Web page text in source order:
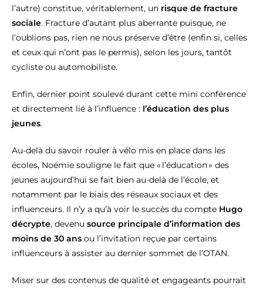
l’autre) constitue, véritablement, un risque de fracture
sociale. Fracture d’autant plus aberrante puisque, ne
l’oublions pas, rien ne nous préserve d’être (enfin si, celles
et ceux qui n’ont pas le permis), selon les jours, tantôt
cycliste ou automobiliste.
Enfin, dernier point soulevé durant cette mini conférence
et directement lié à l’influence : l’éducation des plus
jeunes.
Au-delà du savoir rouler à vélo mis en place dans les
écoles, Noémie souligne le fait que « l’éducation » des
jeunes aujourd’hui se fait bien au-delà de l’école, et
notamment par le biais des réseaux sociaux et des
influenceurs. Il n’y a qu’à voir le succès du compte Hugo
décrypte, devenu source principale d’information des
moins de 30 ans ou l’invitation reçue par certains
influenceurs à assister au dernier sommet de l’OTAN.
Miser sur des contenus de qualité et engageants pourrait